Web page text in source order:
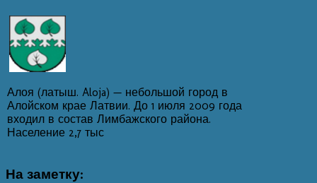
Алоя (латыш. Aloja) — небольшой город в
Алойском крае Латвии. До 1 июля 2009 года
входил в состав Лимбажского района.
Население 2,7 тыс
На заметку: